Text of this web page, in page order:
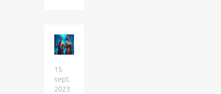
15
sept.
2023